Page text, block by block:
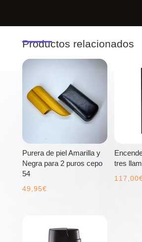
Productos relacionados
Purera de piel Amarilla y
Negra para 2 puros cepo
54
49,95€
tres
117,00